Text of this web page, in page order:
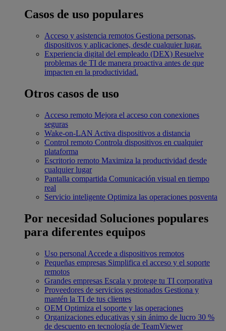
Casos de uso populares
Acceso y asistencia remotos Gestiona personas,
dispositivos y aplicaciones, desde cualquier lugar.
Experiencia digital del empleado (DEX) Resuelve
problemas de TI de manera proactiva antes de que
impacten en la productividad.
Otros casos de uso
Acceso remoto Mejora el acceso con conexiones
seguras
Wake-on-LAN Activa dispositivos a distancia
Control remoto Controla dispositivos en cualquier
plataforma
Escritorio remoto Maximiza la productividad desde
cualquier lugar
Pantalla compartida Comunicación visual en tiempo
real
Servicio inteligente Optimiza las operaciones posventa
Por necesidad Soluciones populares
para diferentes equipos
Uso personal Accede a dispositivos remotos
Pequeñas empresas Simplifica el acceso y el soporte
remotos
Grandes empresas Escala y protege tu TI corporativa
Proveedores de servicios gestionados Gestiona y
mantén la TI de tus clientes
OEM Optimiza el soporte y las operaciones
Organizaciones educativas y sin ánimo de lucro 30 %
de descuento en tecnología de TeamViewer